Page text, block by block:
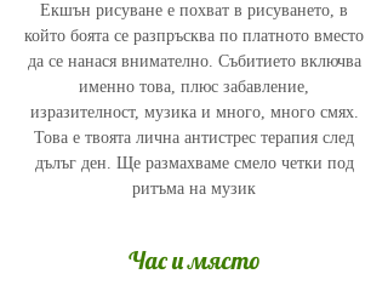
Екшън рисуване е похват в рисуването, в
който боята се разпръсква по платното вместо
да се нанася внимателно. Събитието включва
именно това, плюс забавление,
изразителност, музика и много, много смях.
Това е твоята лична антистрес терапия след
дълъг ден. Ще размахваме смело четки под
ритъма на музик
Час и място